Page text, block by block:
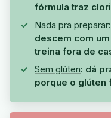
fórmula traz
Nada pra preparar
descem com
treina fora de
Sem glúten: dá
porque o glúten